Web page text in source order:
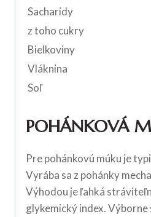
Sacharidy
z toho cukry
Bielkoviny
Vláknina
Soľ
POHÁNKOVÁ
Pre pohánkovú múku je
Vyrába sa z pohánky
Výhodou je ľahká
glykemický index. Výborne